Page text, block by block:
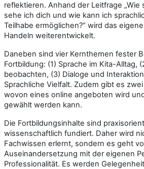
reflektieren. Anhand der Leitfrage „Wie
sehe ich dich und wie kann ich
Teilhabe ermöglichen?“ wird das
Handeln weiterentwickelt.
Daneben sind vier Kernthemen fester
Fortbildung: (1) Sprache im Kita-Alltag,
beobachten, (3) Dialoge und
Sprachliche Vielfalt. Zudem gibt es
wovon eines online angeboten wird
gewählt werden kann.
Die Fortbildungsinhalte sind
wissenschaftlich fundiert. Daher wird
Fachwissen erlernt, sondern es geht
Auseinandersetzung mit der eigenen
Professionalität. Es werden